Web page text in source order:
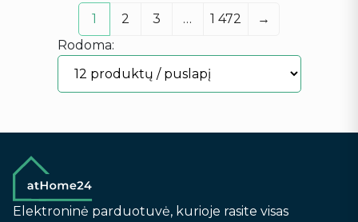
1 2 3 … 1 472
→
Rodoma:
Elektroninė parduotuvė, kurioje rasite visas